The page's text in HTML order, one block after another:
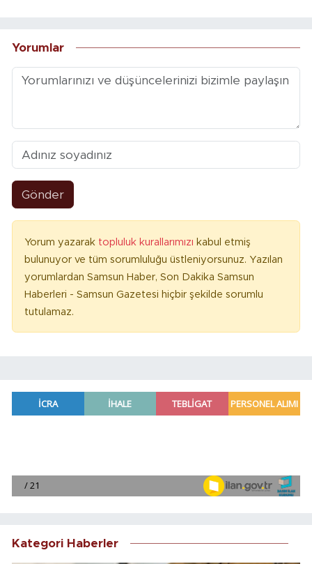
Yorumlar
Gönder
Yorum yazarak topluluk kurallarımızı kabul etmiş
bulunuyor ve tüm sorumluluğu üstleniyorsunuz. Yazılan
yorumlardan Samsun Haber, Son Dakika Samsun
Haberleri - Samsun Gazetesi hiçbir şekilde sorumlu
tutulamaz.
Kategori Haberler